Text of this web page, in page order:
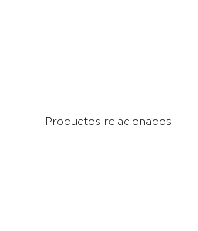
Productos relacionados